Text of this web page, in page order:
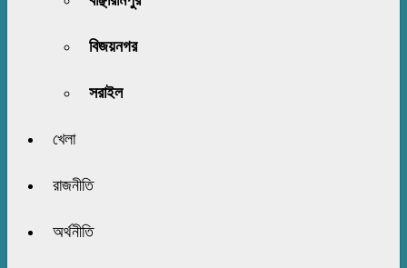
বিজয়নগর
সরাইল
খেলা
রাজনীতি
অর্থনীতি